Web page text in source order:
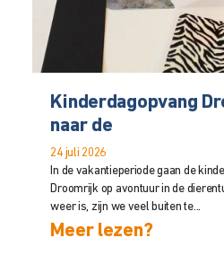
Kinderdagopvang
naar de
24 juli 2026
In de vakantieperiode gaan de
Droomrijk op avontuur in de
weer is, zijn we veel buiten te...
Meer lezen?